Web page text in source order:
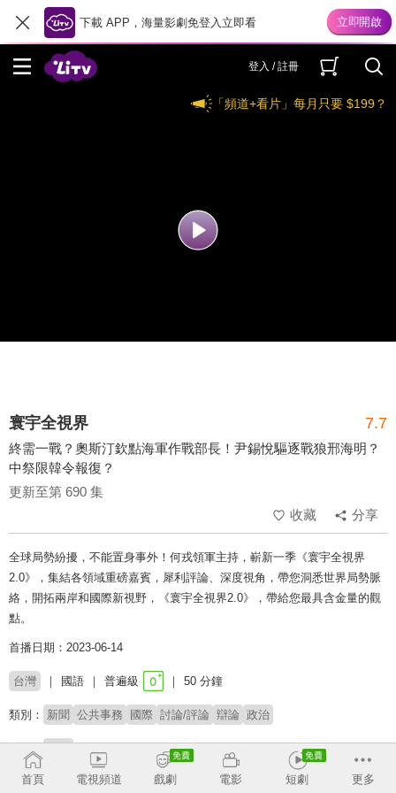
下載 APP，海量影劇免登入立即看
登入 / 註冊
「頻道+看片」每月只要 $199？
寰宇全視界 7.7
終需一戰？奧斯汀欽點海軍作戰部長！尹錫悅驅逐戰狼邢海明？
中祭限韓令報復？
更新至第 690 集
收藏
分享
全球局勢紛擾，不能置身事外！何戎領軍主持，嶄新一季《寰宇全視界
2.0》，集結各領域重磅嘉賓，犀利評論、深度視角，帶您洞悉世界局勢脈
絡，開拓兩岸和國際新視野，《寰宇全視界2.0》，帶給您最具含金量的觀
點。
首播日期：2023-06-14
台灣 國語 普遍級 50 分鐘
類別： 新聞 公共事務 國際 討論/評論 辯論 政治
主持：
首頁 電視頻道 戲劇 電影 短劇 更多